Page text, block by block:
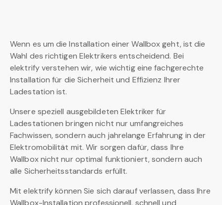
Wenn es um die Installation einer Wallbox geht, ist die
Wahl des richtigen Elektrikers entscheidend. Bei
elektrify verstehen wir, wie wichtig eine fachgerechte
Installation für die Sicherheit und Effizienz Ihrer
Ladestation ist.
Unsere speziell ausgebildeten Elektriker für
Ladestationen bringen nicht nur umfangreiches
Fachwissen, sondern auch jahrelange Erfahrung in der
Elektromobilität mit. Wir sorgen dafür, dass Ihre
Wallbox nicht nur optimal funktioniert, sondern auch
alle Sicherheitsstandards erfüllt.
Mit elektrify können Sie sich darauf verlassen, dass Ihre